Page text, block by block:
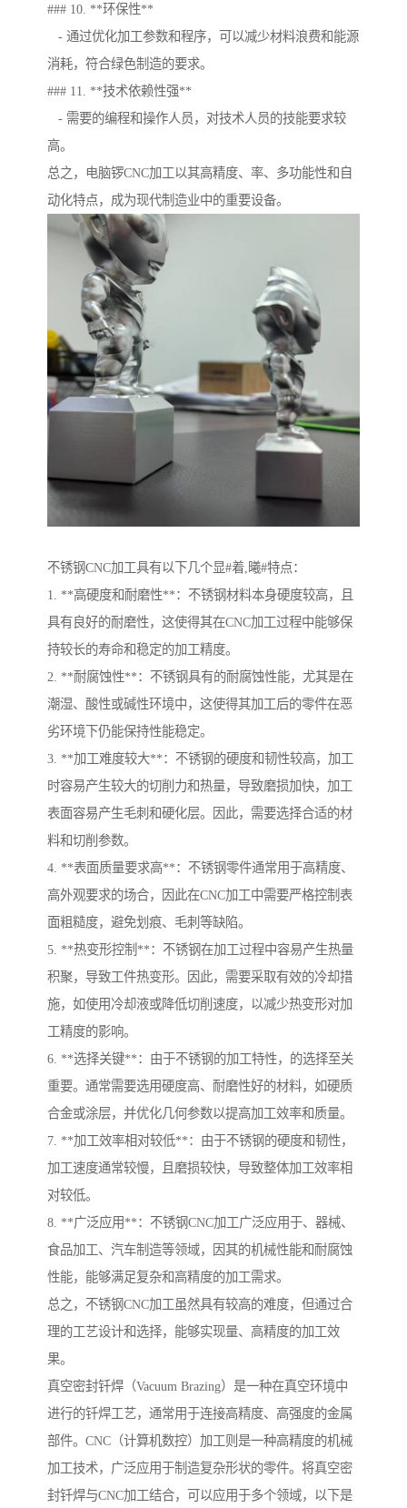
### 10. **环保性**
- 通过优化加工参数和程序，可以减少材料浪费和能源
消耗，符合绿色制造的要求。
### 11. **技术依赖性强**
- 需要的编程和操作人员，对技术人员的技能要求较
高。
总之，电脑锣CNC加工以其高精度、率、多功能性和自
动化特点，成为现代制造业中的重要设备。
不锈钢CNC加工具有以下几个显#着,曦#特点：
1. **高硬度和耐磨性**：不锈钢材料本身硬度较高，且
具有良好的耐磨性，这使得其在CNC加工过程中能够保
持较长的寿命和稳定的加工精度。
2. **耐腐蚀性**：不锈钢具有的耐腐蚀性能，尤其是在
潮湿、酸性或碱性环境中，这使得其加工后的零件在恶
劣环境下仍能保持性能稳定。
3. **加工难度较大**：不锈钢的硬度和韧性较高，加工
时容易产生较大的切削力和热量，导致磨损加快，加工
表面容易产生毛刺和硬化层。因此，需要选择合适的材
料和切削参数。
4. **表面质量要求高**：不锈钢零件通常用于高精度、
高外观要求的场合，因此在CNC加工中需要严格控制表
面粗糙度，避免划痕、毛刺等缺陷。
5. **热变形控制**：不锈钢在加工过程中容易产生热量
积聚，导致工件热变形。因此，需要采取有效的冷却措
施，如使用冷却液或降低切削速度，以减少热变形对加
工精度的影响。
6. **选择关键**：由于不锈钢的加工特性，的选择至关
重要。通常需要选用硬度高、耐磨性好的材料，如硬质
合金或涂层，并优化几何参数以提高加工效率和质量。
7. **加工效率相对较低**：由于不锈钢的硬度和韧性，
加工速度通常较慢，且磨损较快，导致整体加工效率相
对较低。
8. **广泛应用**：不锈钢CNC加工广泛应用于、器械、
食品加工、汽车制造等领域，因其的机械性能和耐腐蚀
性能，能够满足复杂和高精度的加工需求。
总之，不锈钢CNC加工虽然具有较高的难度，但通过合
理的工艺设计和选择，能够实现量、高精度的加工效
果。
真空密封钎焊（Vacuum Brazing）是一种在真空环境中
进行的钎焊工艺，通常用于连接高精度、高强度的金属
部件。CNC（计算机数控）加工则是一种高精度的机械
加工技术，广泛应用于制造复杂形状的零件。将真空密
封钎焊与CNC加工结合，可以应用于多个领域，以下是